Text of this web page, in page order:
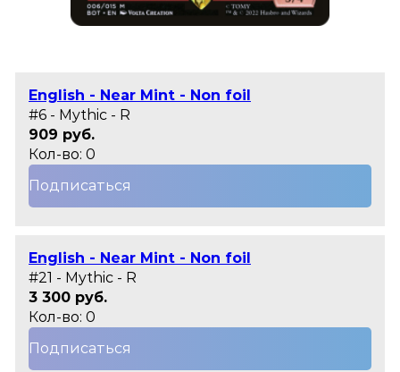
English - Near Mint - Non foil
#6 - Mythic - R
909 руб.
Кол-во: 0
Подписаться
English - Near Mint - Non foil
#21 - Mythic - R
3 300 руб.
Кол-во: 0
Подписаться